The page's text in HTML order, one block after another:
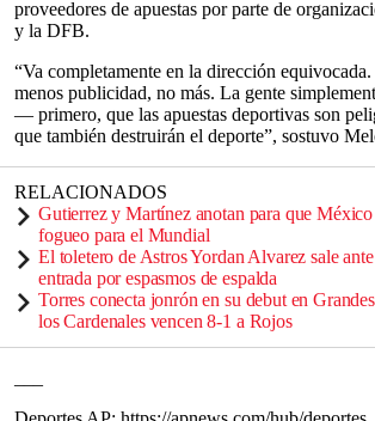
proveedores de apuestas por parte de
y la DFB.
“Va completamente en la dirección
menos publicidad, no más. La gente
— primero, que las apuestas deportivas son
que también destruirán el deporte”, sostuvo
RELACIONADOS
Gutierrez y Martínez anotan para que
fogueo para el Mundial
El toletero de Astros Yordan Alvarez sale
entrada por espasmos de espalda
Torres conecta jonrón en su debut en
los Cardenales vencen 8-1 a Rojos